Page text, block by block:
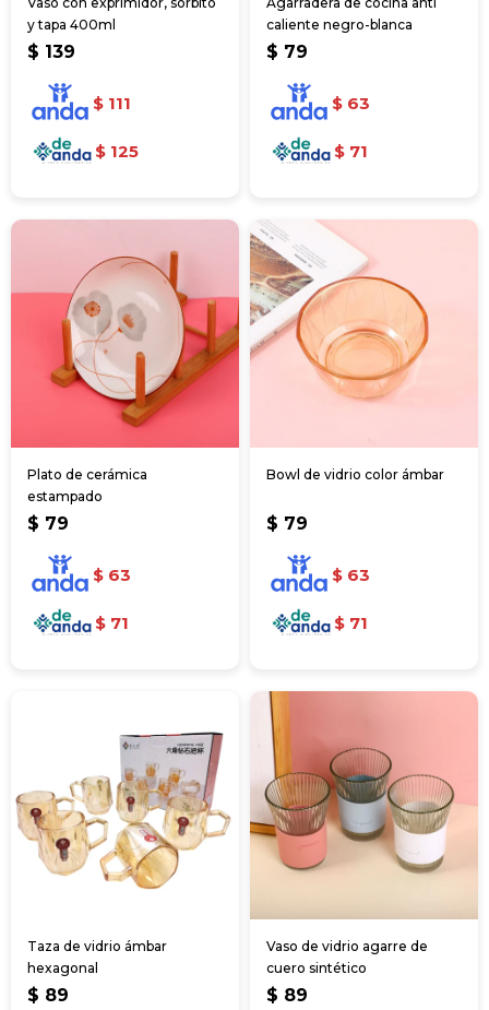
y tapa 400ml
$ 139
$ 111
$ 125
caliente negro-blanca
$ 79
$ 63
$ 71
Plato de cerámica
estampado
$ 79
$ 63
$ 71
Bowl de vidrio color ámbar
$ 79
$ 63
$ 71
Taza de vidrio ámbar
hexagonal
$ 89
Vaso de vidrio agarre de
cuero sintético
$ 89